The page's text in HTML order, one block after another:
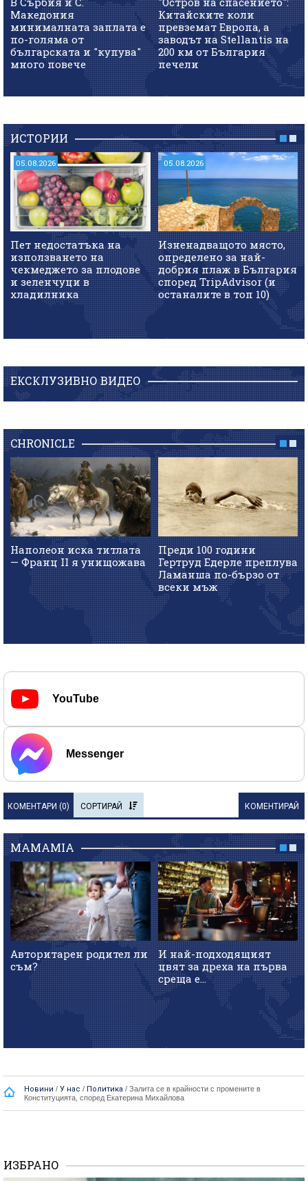
Македония
минималната заплата е
по-голяма от
българската и "купува"
много повече
Китайските коли
превземат Европа, а
заводът на Stellantis на
200 км от България
печели
ИСТОРИИ
05.08.2026
Пет недостатъка на
използването на
чекмеджето за плодове
и зеленчуци в
хладилника
05.08.2026
Изненадващото място,
определено за най-
добрия плаж в България
според TripAdvisor (и
останалите в топ 10)
ЕКСКЛУЗИВНО ВИДЕО
CHRONICLE
Наполеон иска титлата
— Франц II я унищожава
Преди 100 години
Гертруд Едерле преплува
Ламанша по-бързо от
всеки мъж
YouTube
Messenger
КОМЕНТАРИ (0) СОРТИРАЙ КОМЕНТИРАЙ
MAMAMIA
Авторитарен родител ли
съм?
И най-подходящият
цвят за дреха на първа
среща е...
Новини / У нас / Политика / Залита се в крайности с промените в
Конституцията, според Екатерина Михайлова
ИЗБРАНО